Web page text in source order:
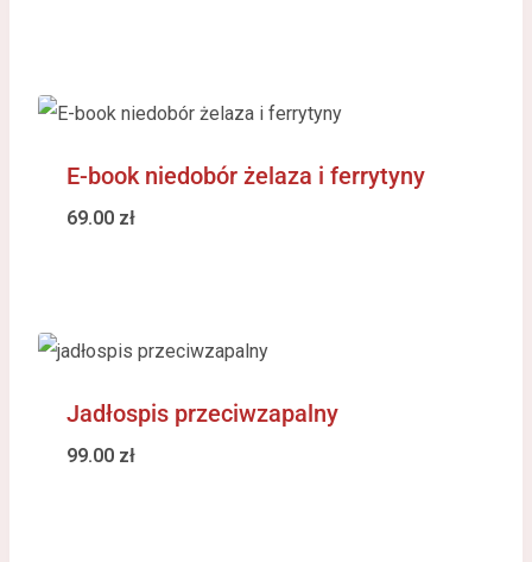
E-book niedobór żelaza i ferrytyny
69.00 zł
Jadłospis przeciwzapalny
99.00 zł